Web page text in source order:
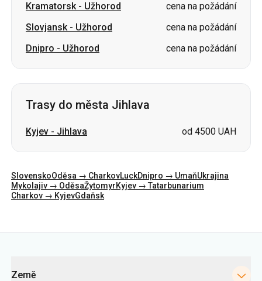
Kramatorsk- Užhorod
cena na požádání
Slovjansk- Užhorod
cena na požádání
Dnipro - Užhorod cena na požádání
Trasy do města Jihlava
Kyjev - Jihlava od 4500 UAH
SlovenskoOděsa → CharkovLuckDnipro → UmaňUkrajina
Mykolajiv → OděsaŽytomyrKyjev → Tatarbunarium
Charkov → KyjevGdaňsk
Země